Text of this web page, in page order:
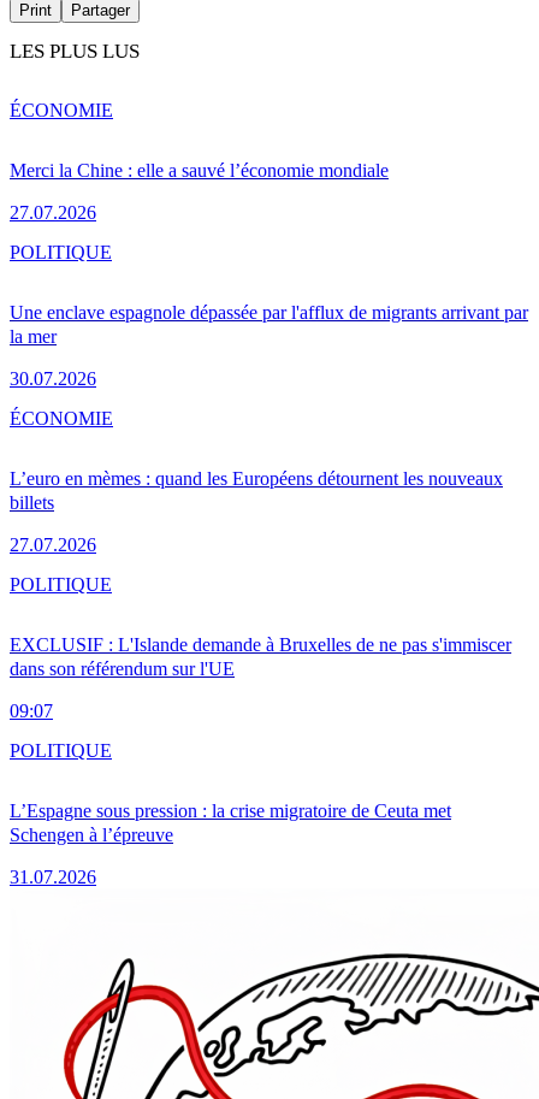
Print Partager
LES PLUS LUS
Merci la Chine : elle a sauvé l’économie mondiale
27.07.2026
ÉCONOMIE
Une enclave espagnole dépassée par l'afflux de migrants arrivant par
la mer
30.07.2026
POLITIQUE
L’euro en mèmes : quand les Européens détournent les nouveaux
billets
27.07.2026
ÉCONOMIE
EXCLUSIF : L'Islande demande à Bruxelles de ne pas s'immiscer
dans son référendum sur l'UE
09:07
POLITIQUE
L’Espagne sous pression : la crise migratoire de Ceuta met
Schengen à l’épreuve
31.07.2026
POLITIQUE